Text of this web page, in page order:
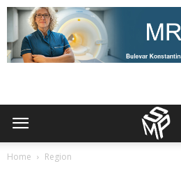
Home Region